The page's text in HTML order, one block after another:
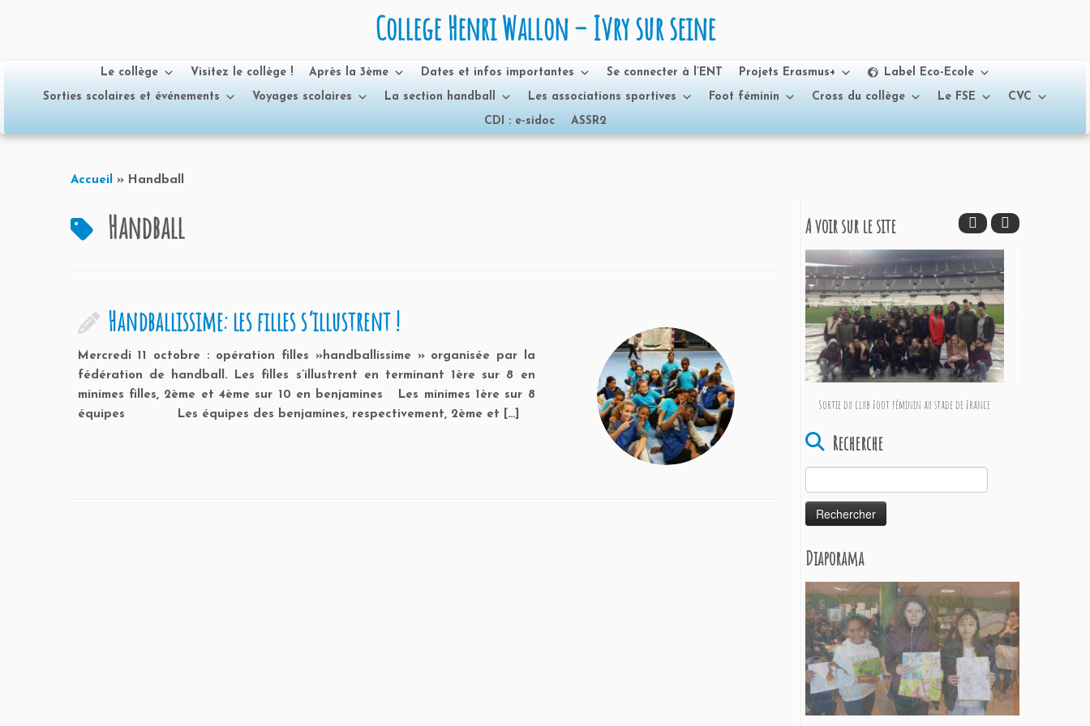
College Henri Wallon – Ivry sur seine
Le collège Visitez le collège ! Après la 3ème Dates et infos importantes Se connecter à l’ENT Projets Erasmus+
Label Eco-Ecole
Sorties scolaires et événements
Voyages scolaires La section handball Les associations sportives Foot féminin Cross du collège Le FSE
CVC
CDI : e-sidoc
ASSR2
Accueil » Handball
Handball
Handballissime: les filles s’illustrent !
Mercredi 11 octobre : opération filles »handballissime » organisée par la
fédération de handball. Les filles s’illustrent en terminant 1ère sur 8 en
minimes filles, 2ème et 4ème sur 10 en benjamines Les minimes 1ère sur 8
équipes Les équipes des benjamines, respectivement, 2ème et […]
A voir sur le site
Sortie du club Foot féminin au stade de France
Recherche
Diaporama